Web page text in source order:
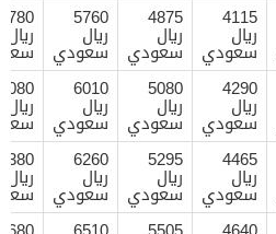
4115
ريال
سعودي
4875
ريال
سعودي
5760
ريال
سعودي
6780
ريال
4290
ريال
سعودي
5080
ريال
سعودي
6010
ريال
سعودي
7080
ريال
4465
ريال
سعودي
5295
ريال
سعودي
6260
ريال
سعودي
7380
ريال